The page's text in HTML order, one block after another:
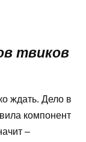
твиков
ждать. Дело в
компонент
–